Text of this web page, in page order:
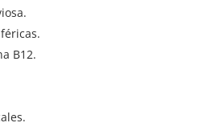
B12.